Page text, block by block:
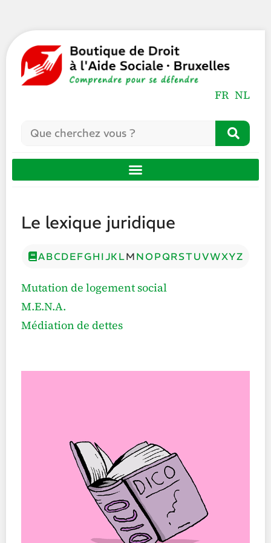
FR NL
Le lexique juridique
ABCDEFGH IJK LM NOPQRSTUVWXYZ
Mutation de logement social
M.E.N.A.
Médiation de dettes